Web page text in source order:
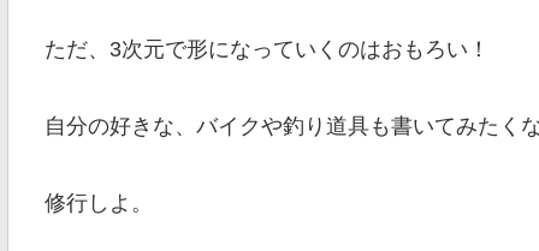
ただ、3次元で形になっていくのはおもろい！
自分の好きな、バイクや釣り道具も書いてみたく
修行しよ。